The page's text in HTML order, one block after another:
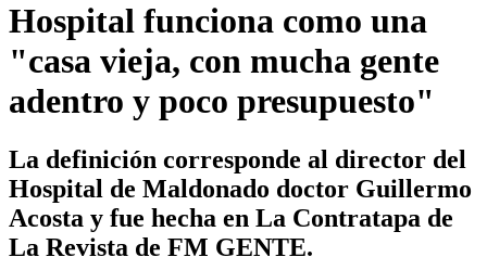
Hospital funciona como una
"casa vieja, con mucha gente
adentro y poco presupuesto"
La definición corresponde al director del
Hospital de Maldonado doctor Guillermo
Acosta y fue hecha en La Contratapa de
La Revista de FM GENTE.